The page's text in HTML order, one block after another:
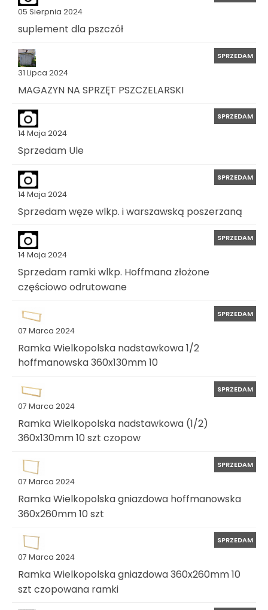
05 Sierpnia 2024
suplement dla pszczół
31 Lipca 2024
SPRZEDAM
MAGAZYN NA SPRZĘT PSZCZELARSKI
14 Maja 2024
SPRZEDAM
Sprzedam Ule
14 Maja 2024
SPRZEDAM
Sprzedam węze wlkp. i warszawską poszerzaną
14 Maja 2024
SPRZEDAM
Sprzedam ramki wlkp. Hoffmana złożone
częściowo odrutowane
07 Marca 2024
SPRZEDAM
Ramka Wielkopolska nadstawkowa 1/2
hoffmanowska 360x130mm 10
07 Marca 2024
SPRZEDAM
Ramka Wielkopolska nadstawkowa (1/2)
360x130mm 10 szt czopow
07 Marca 2024
SPRZEDAM
Ramka Wielkopolska gniazdowa hoffmanowska
360x260mm 10 szt
07 Marca 2024
SPRZEDAM
Ramka Wielkopolska gniazdowa 360x260mm 10
szt czopowana ramki